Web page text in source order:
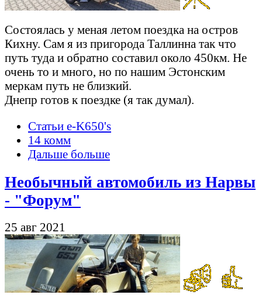
Состоялась у меная летом поездка на остров
Кихну. Сам я из пригорода Таллинна так что
путь туда и обратно составил около 450км. Не
очень то и много, но по нашим Эстонcким
меркам путь не близкий.
Днепр готов к поездке (я так думал).
Статьи e-K650's
14 комм
Дальше больше
Необычный автомобиль из Нарвы
- "Форум"
25 авг 2021